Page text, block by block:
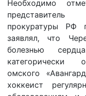
Необходимо
прокуратуры РФ
заявлял, что
болезнью
категорически
омского
хоккеист